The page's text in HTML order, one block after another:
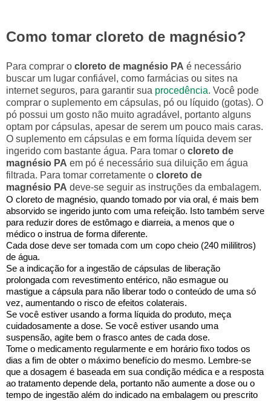
Como tomar cloreto de magnésio?
Para comprar o cloreto de magnésio PA é necessário
buscar um lugar confiável, como farmácias ou sites na
internet seguros, para garantir sua procedência. Você pode
comprar o suplemento em cápsulas, pó ou líquido (gotas). O
pó possui um gosto não muito agradável, portanto alguns
optam por cápsulas, apesar de serem um pouco mais caras.
O suplemento em cápsulas e em forma líquida devem ser
ingerido com bastante água. Para tomar o cloreto de
magnésio PA em pó é necessário sua diluição em água
filtrada. Para tomar corretamente o cloreto de
magnésio PA deve-se seguir as instruções da embalagem.
O cloreto de magnésio, quando tomado por via oral, é mais bem
absorvido se ingerido junto com uma refeição. Isto também serve
para reduzir dores de estômago e diarreia, a menos que o
médico o instrua de forma diferente.
Cada dose deve ser tomada com um copo cheio (240 mililitros)
de água.
Se a indicação for a ingestão de cápsulas de liberação
prolongada com revestimento entérico, não esmague ou
mastigue a cápsula para não liberar todo o conteúdo de uma só
vez, aumentando o risco de efeitos colaterais.
Se você estiver usando a forma líquida do produto, meça
cuidadosamente a dose. Se você estiver usando uma
suspensão, agite bem o frasco antes de cada dose.
Tome o medicamento regularmente e em horário fixo todos os
dias a fim de obter o máximo benefício do mesmo. Lembre-se
que a dosagem é baseada em sua condição médica e a resposta
ao tratamento depende dela, portanto não aumente a dose ou o
tempo de ingestão além do indicado na embalagem ou prescrito